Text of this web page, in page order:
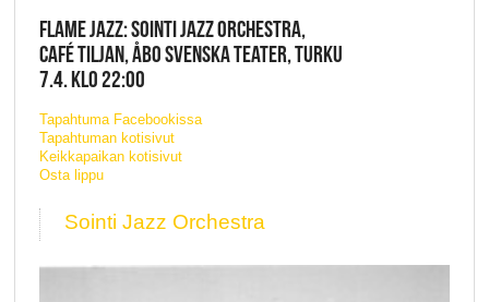
FLAME JAZZ: SOINTI JAZZ ORCHESTRA,
CAFÉ TILJAN, ÅBO SVENSKA TEATER, TURKU
7.4. KLO 22:00
Tapahtuma Facebookissa
Tapahtuman kotisivut
Keikkapaikan kotisivut
Osta lippu
Sointi Jazz Orchestra